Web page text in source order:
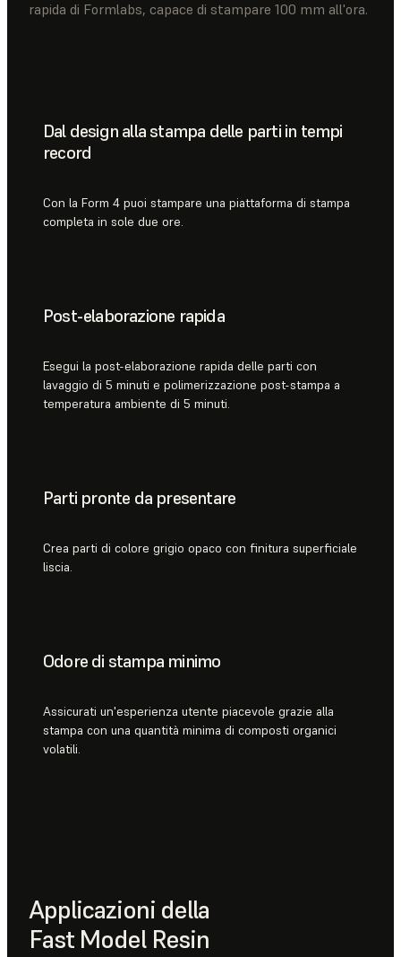
rapida di Formlabs, capace di stampare 100 mm all'ora.
Dal design alla stampa delle parti in tempi
record
Con la Form 4 puoi stampare una piattaforma di stampa
completa in sole due ore.
Post-elaborazione rapida
Esegui la post-elaborazione rapida delle parti con
lavaggio di 5 minuti e polimerizzazione post-stampa a
temperatura ambiente di 5 minuti.
Parti pronte da presentare
Crea parti di colore grigio opaco con finitura superficiale
liscia.
Odore di stampa minimo
Assicurati un'esperienza utente piacevole grazie alla
stampa con una quantità minima di composti organici
volatili.
Applicazioni della
Fast Model Resin